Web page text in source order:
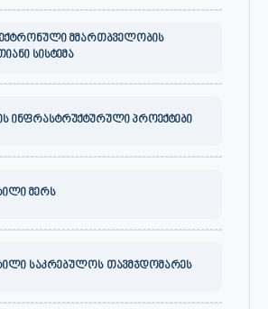
მმართბველობის
სისტემა
ინფრასტრუქტურული პროექტები
მერს
საკრებულოს თავმჯდომარეს